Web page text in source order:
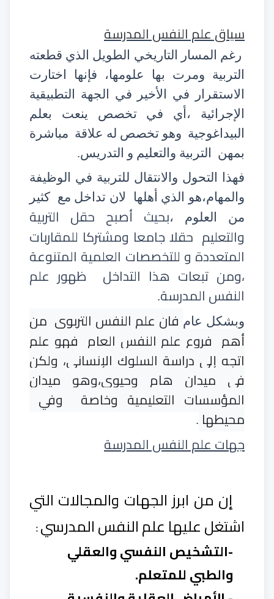
سياق علم النفس المدرسة
رغم المسار التاريخي الطويل الذي قطعته
التربية ومرت بها علومها، فإنها اختارت
الاستقرار في الأخير في الجهة التطبيقية
الإجرائية ،أي في تخصص ينعت بعلم
البيداغوجية وهو تخصص له علاقة مباشرة
بمهن
التربية والتعليم و التدريس.
فهذا التحول والانتقال للتربية في الوظيفة
والمهام،هو الذي أهلها
لان تداخل مع كثير
من العلوم ،بحيث أصبح حقل التربية
والتعليم حقلا جامعا ومشتركا للمقاربات
المتعددة و للتخصصات العلمية المتنوعة
،ومن تبعات هذا التداخل
ظهور علم
النفس المدرسة.
وبشكل عام فان علم النفس التربوي من
أهم فروع علم النفس العام فهو علم
اتجه إلى دراسة السلوك الإنساني، ولكن
في ميدان هام وحيوي،وهو ميدان
المؤسسات التعليمية وخاصة
وفي
محيطها .
جهات علم النفس المدرسة
إن من ابرز الجهات والمجالات التي
اشتغل عليها علم النفس المدرسي:
-التشخيص النفسي والعقلي
والطبي للمتعلم.